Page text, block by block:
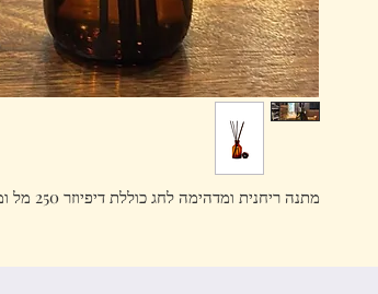
מתנה ריחנית ומדהימה לחג כוללת דיפיוזר 250 מל ומתנה מקסימה מבשם בדים בריח זהה